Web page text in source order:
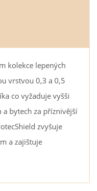
kolekce lepených
vrstvou 0,3 a 0,5
co vyžaduje vyšši
bytech za příznivější
zvyšuje
a zajištuje